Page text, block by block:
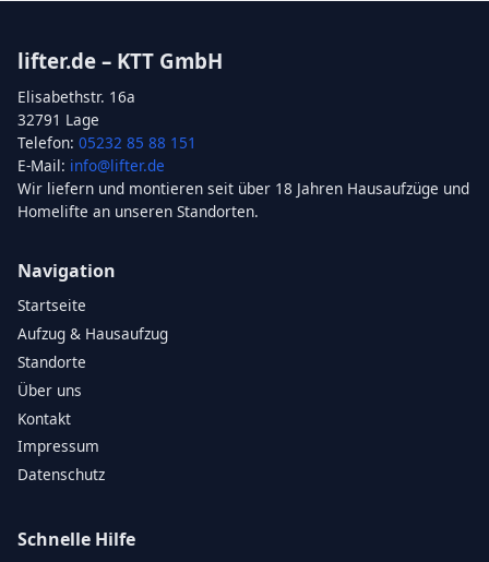
lifter.de – KTT GmbH
Elisabethstr. 16a
32791 Lage
Telefon: 05232 85 88 151
E-Mail: info@lifter.de
Wir liefern und montieren seit über 18 Jahren Hausaufzüge und
Homelifte an unseren Standorten.
Navigation
Startseite
Aufzug & Hausaufzug
Standorte
Über uns
Kontakt
Impressum
Datenschutz
Schnelle Hilfe